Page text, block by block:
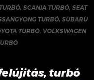
,SCANIA TURBÓ,SEAT
TURBÓ, SUBARU
TURBÓ, VOLKSWAGEN
turbó